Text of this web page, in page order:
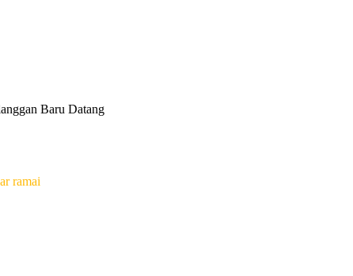
Baru Datang
ramai